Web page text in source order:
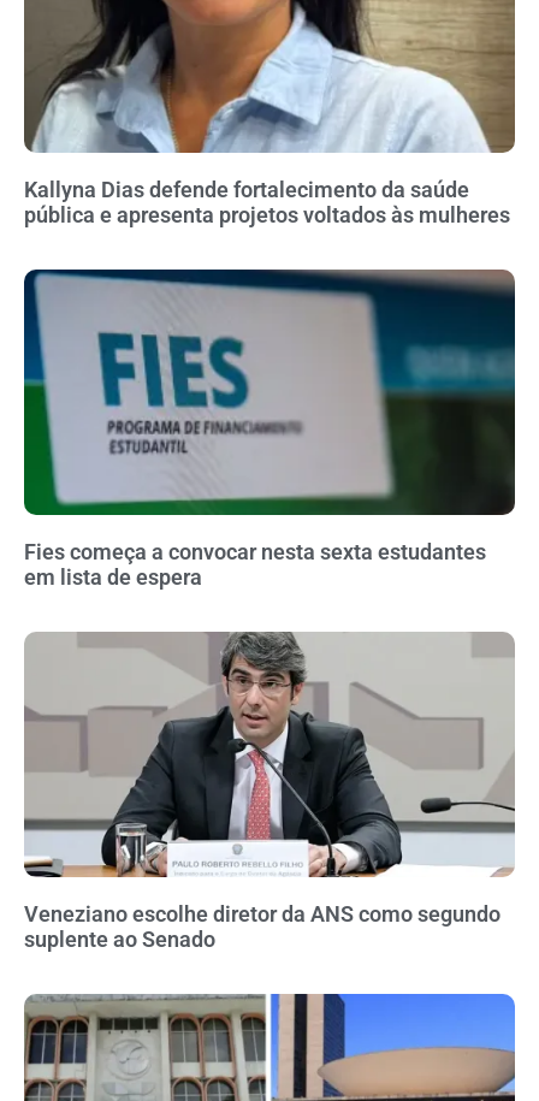
Kallyna Dias defende fortalecimento da saúde
pública e apresenta projetos voltados às mulheres
Fies começa a convocar nesta sexta estudantes
em lista de espera
Veneziano escolhe diretor da ANS como segundo
suplente ao Senado